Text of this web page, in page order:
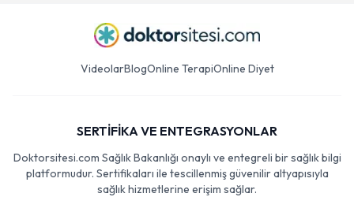
VideolarBlogOnline TerapiOnline Diyet
SERTİFİKA VE ENTEGRASYONLAR
Doktorsitesi.com Sağlık Bakanlığı onaylı ve entegreli bir sağlık bilgi
platformudur. Sertifikaları ile tescillenmiş güvenilir altyapısıyla
sağlık hizmetlerine erişim sağlar.